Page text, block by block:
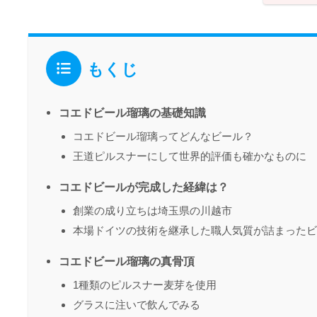
もくじ
コエドビール瑠璃の基礎知識
コエドビール瑠璃ってどんなビール？
王道ピルスナーにして世界的評価も確かなものに
コエドビールが完成した経緯は？
創業の成り立ちは埼玉県の川越市
本場ドイツの技術を継承した職人気質が詰まった
コエドビール瑠璃の真骨頂
1種類のピルスナー麦芽を使用
グラスに注いで飲んでみる